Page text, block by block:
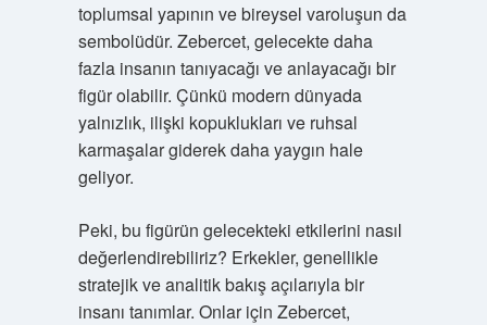
toplumsal yapının ve bireysel varoluşun da
sembolüdür. Zebercet, gelecekte daha
fazla insanın tanıyacağı ve anlayacağı bir
figür olabilir. Çünkü modern dünyada
yalnızlık, ilişki kopuklukları ve ruhsal
karmaşalar giderek daha yaygın hale
geliyor.
Peki, bu figürün gelecekteki etkilerini nasıl
değerlendirebiliriz? Erkekler, genellikle
stratejik ve analitik bakış açılarıyla bir
insanı tanımlar. Onlar için Zebercet,